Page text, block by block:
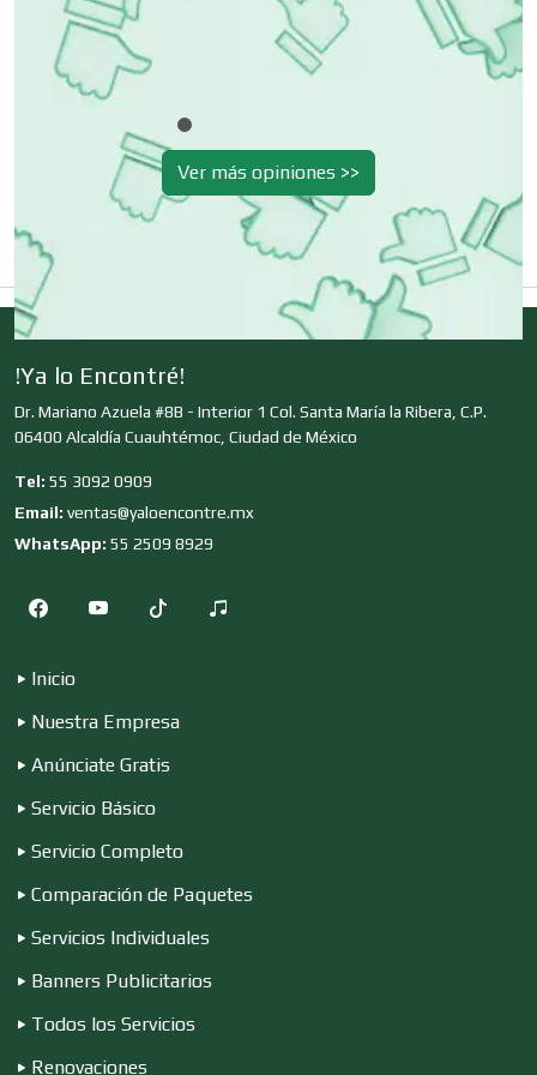
Clínicas de Belleza
Clínicas de Rehabilitación
Clínicas y Hospitales
Cocinas Integrales
Compresores de aire
Conferencias Empresariales
Control de Plagas
Ver más opiniones >>
!Ya lo Encontré!
Dr. Mariano Azuela #8B - Interior 1 Col. Santa María la Ribera, C.P.
06400 Alcaldía Cuauhtémoc, Ciudad de México
Tel: 55 3092 0909
Email: ventas@yaloencontre.mx
WhatsApp: 55 2509 8929
Inicio
Nuestra Empresa
Anúnciate Gratis
Servicio Básico
Servicio Completo
Comparación de Paquetes
Servicios Individuales
Banners Publicitarios
Todos los Servicios
Renovaciones